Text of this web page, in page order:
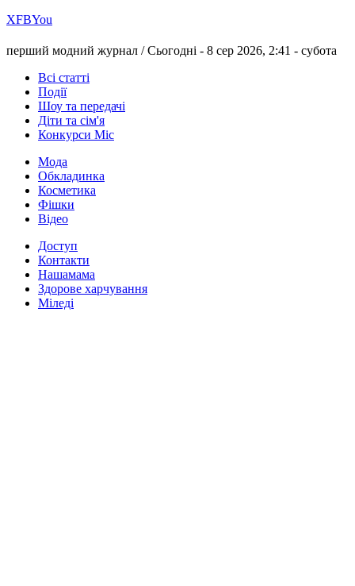
ХFBYou
перший модний журнал /Сьогодні - 8 сер 2026, 2:41 - субота
Всі статті
Події
Шоу та передачі
Діти та сім'я
Конкурси Міс
Мода
Обкладинка
Косметика
Фішки
Відео
Доступ
Контакти
Нашамама
Здорове харчування
Міледі